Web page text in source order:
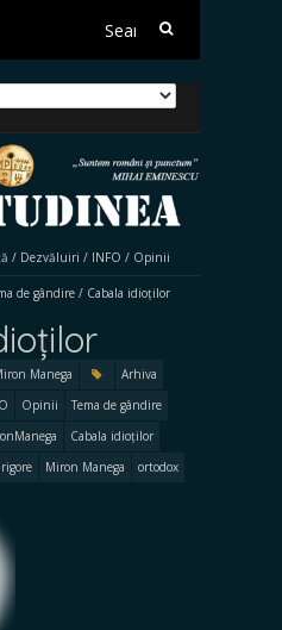
Search
/ Dezvăluiri / INFO / Opinii
de gândire / Cabala idioților
Manega
Arhiva
Opinii
Tema de gândire
Cabala idioților
Miron Manega ortodox